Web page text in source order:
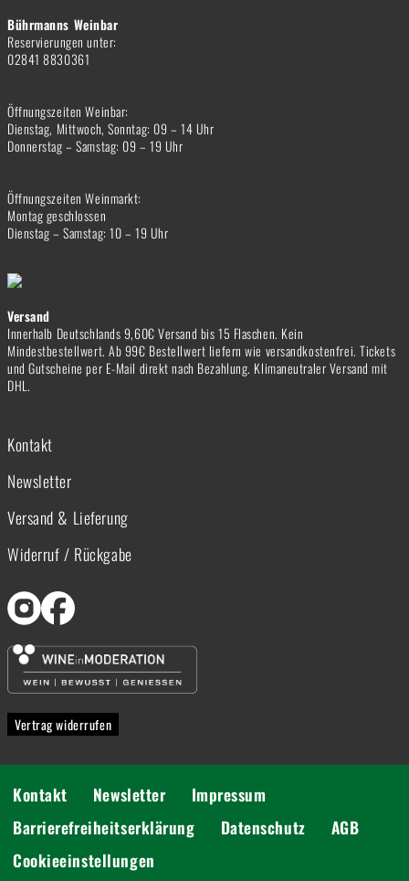
Bührmanns Weinbar
Reservierungen unter:
02841 8830361
Öffnungszeiten Weinbar:
Dienstag, Mittwoch, Sonntag: 09 – 14 Uhr
Donnerstag – Samstag: 09 – 19 Uhr
Öffnungszeiten Weinmarkt:
Montag geschlossen
Dienstag – Samstag: 10 – 19 Uhr
Versand
Innerhalb Deutschlands 9,60€ Versand bis 15 Flaschen. Kein
Mindestbestellwert. Ab 99€ Bestellwert liefern wie versandkostenfrei. Tickets
und Gutscheine per E-Mail direkt nach Bezahlung. Klimaneutraler Versand mit
DHL.
Kontakt
Newsletter
Versand & Lieferung
Widerruf / Rückgabe
Vertrag widerrufen
Kontakt Newsletter
Impressum
Barrierefreiheitserklärung
Datenschutz
AGB
Cookieeinstellungen